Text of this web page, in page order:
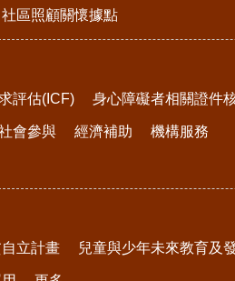
社區照顧關懷據點
評估(ICF) 身心障礙者相關證件
會參與 經濟補助 機構服務
立計畫 兒童與少年未來教育及